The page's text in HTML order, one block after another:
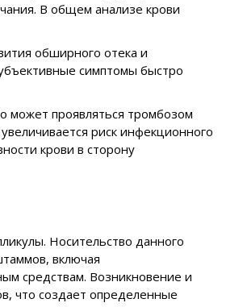
В общем анализе крови
обширного отека и
симптомы быстро
может проявляться тромбозом
риск инфекционного
крови в сторону
Носительство данного
включая
средствам. Возникновение и
что создает определенные